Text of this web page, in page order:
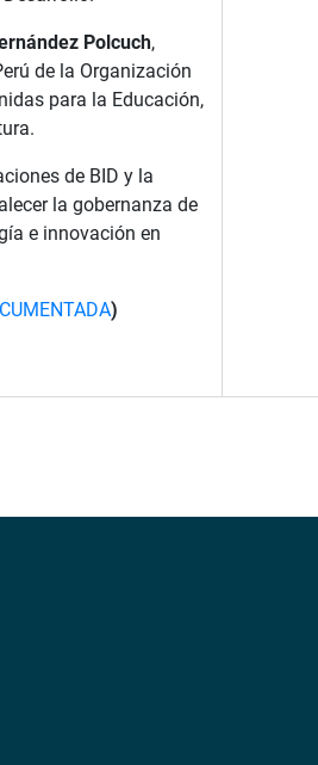
Polcuch,
de la Organización
para la Educación,
de BID y la
la gobernanza de
e innovación en
)